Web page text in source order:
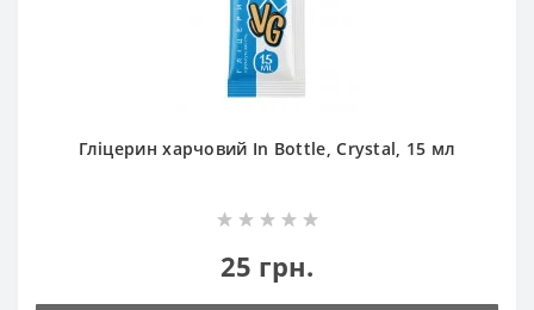
Гліцерин харчовий In Bottle, Crystal, 15 мл
25 грн.